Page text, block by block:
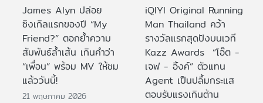
James Alyn ปล่อย
ซิงเกิลแรกของปี “My
Friend?” ตอกย้ำความ
สัมพันธ์ล้ำเส้น เกินคำว่า
“เพื่อน” พร้อม MV ให้ชม
แล้ววันนี้!
21 พฤษภาคม 2026
iQIYI Original Running
Man Thailand คว้า
รางวัลแรกสุดปังบนเวที
Kazz Awards “โอ๊ต -
เจฟ - อิ้งค์” ตัวแทน
Agent เป็นปลื้มกระแส
ตอบรับแรงเกินต้าน